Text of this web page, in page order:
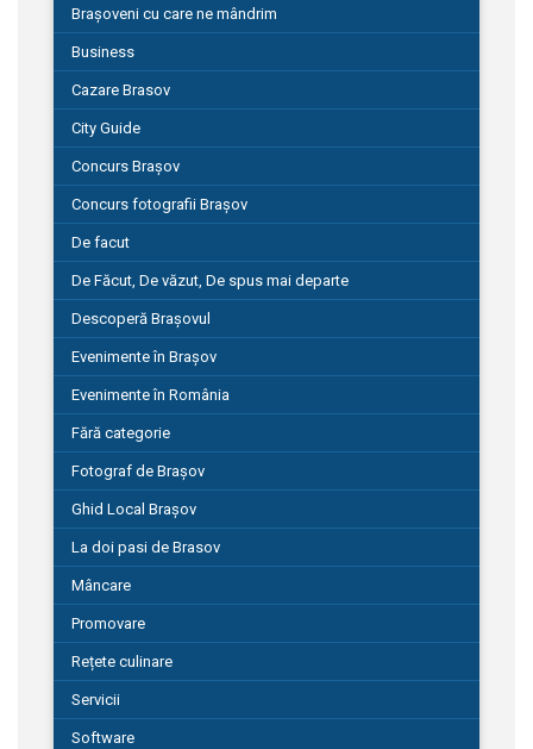
Brașoveni cu care ne mândrim
Business
Cazare Brasov
City Guide
Concurs Brașov
Concurs fotografii Brașov
De facut
De Făcut, De văzut, De spus mai departe
Descoperă Brașovul
Evenimente în Brașov
Evenimente în România
Fără categorie
Fotograf de Brașov
Ghid Local Brașov
La doi pasi de Brasov
Mâncare
Promovare
Rețete culinare
Servicii
Software